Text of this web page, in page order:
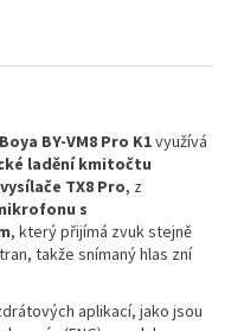
BY-VM8 Pro K1využívá
ladění kmitočtu
vysílače TX8 Pro, z
s
, který přijímá zvuk stejně
takže snímaný hlas zní
aplikací, jako jsou